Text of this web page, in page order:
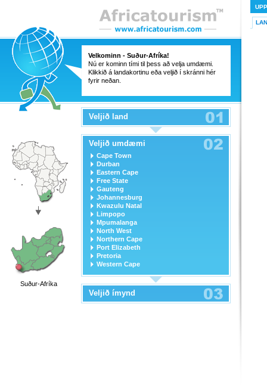
Velkominn - Suður-Afríka!
Nú er kominn tími til þess að velja umdæmi.
Klikkið á landakortinu eða veljið í skránni hér
fyrir neðan.
Suður-Afríka
Veljið land
Veljið umdæmi
Cape Town
Durban
Eastern Cape
Free State
Gauteng
Johannesburg
Kwazulu Natal
Limpopo
Mpumalanga
North West
Northern Cape
Port Elizabeth
Pretoria
Western Cape
Veljið ímynd